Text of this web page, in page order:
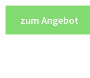
zum Angebot